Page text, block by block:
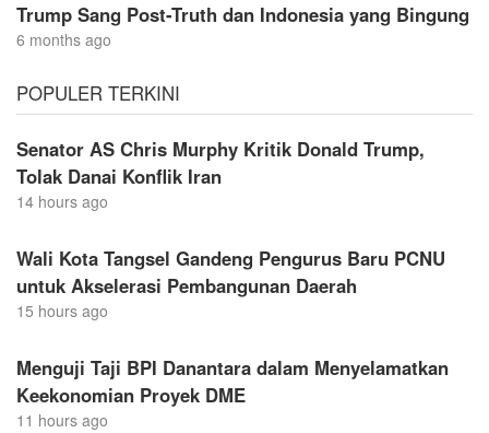
Trump Sang Post-Truth dan Indonesia yang Bingung
6 months ago
POPULER TERKINI
Senator AS Chris Murphy Kritik Donald Trump,
Tolak Danai Konflik Iran
14 hours ago
Wali Kota Tangsel Gandeng Pengurus Baru PCNU
untuk Akselerasi Pembangunan Daerah
15 hours ago
Menguji Taji BPI Danantara dalam Menyelamatkan
Keekonomian Proyek DME
11 hours ago